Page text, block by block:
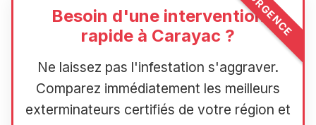
URGENCE
Besoin d'une intervention
rapide à Carayac ?
Ne laissez pas l'infestation s'aggraver.
Comparez immédiatement les meilleurs
exterminateurs certifiés de votre région et